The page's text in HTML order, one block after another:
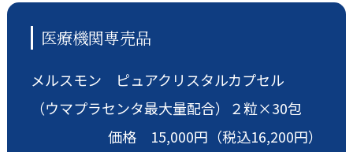
医療機関専売品
メルスモン ピュアクリスタルカプセル
（ウマプラセンタ最大量配合）２粒×30包
価格 15,000円 （税込16,200円）